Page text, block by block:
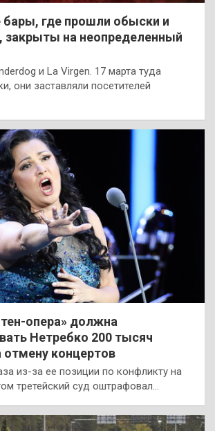
где прошли обыски и
закрыты на неопределенный
и La Virgen. 17 марта туда
они заставляли посетителей
опера» должна
Нетребко 200 тысяч
отмену концертов
из-за ее позиции по конфликту на
третейский суд оштрафовал…